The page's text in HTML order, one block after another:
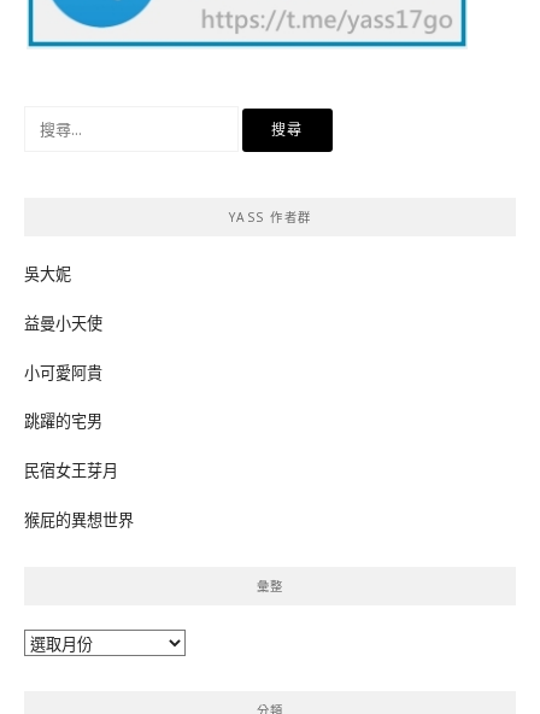
YASS 作者群
吳大妮
益曼小天使
小可愛阿貴
跳躍的宅男
民宿女王芽月
猴屁的異想世界
彙整
彙
分類